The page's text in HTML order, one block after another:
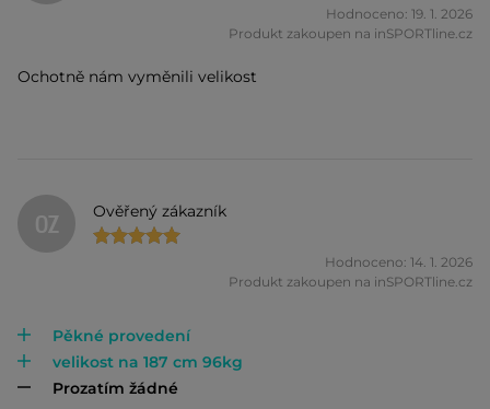
Hodnoceno: 19. 1. 2026
Produkt zakoupen na inSPORTline.cz
Ochotně nám vyměnili velikost
OZ Ověřený zákazník
Hodnoceno: 14. 1. 2026
Produkt zakoupen na inSPORTline.cz
Pěkné provedení
velikost na 187 cm 96kg
Prozatím žádné